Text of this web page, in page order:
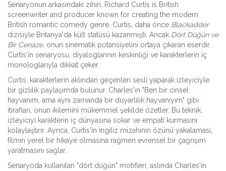
Senaryonun arkasındaki zihin, Richard Curtis is British
screenwriter and producer known for creating the modern
British romantic comedy genre . Curtis, daha önce Blackadder
dizisiyle Britanya'da kült statüsü kazanmıştı. Ancak Dört Düğün ve
Bir Cenaze, onun sinematik potansiyelini ortaya çıkaran eserdir.
Curtis'in senaryosu, diyaloglarının keskinliği ve karakterlerin iç
monologlarıyla dikkat çeker.
Curtis, karakterlerin aklından geçenleri sesli yaparak izleyiciyle
bir gizlilik paylaşımda bulunur. Charles'ın "Ben bir cinsel
hayvanım, ama aynı zamanda bir duyarlılık hayvanıyım" gibi
itirafları, onun ikilemini mükemmel şekilde özetler. Bu teknik,
izleyiciyi karakterin iç dünyasına sokar ve empati kurmasını
kolaylaştırır. Ayrıca, Curtis'in İngiliz mizahının özünü yakalaması,
filmin yerel bir hikaye olmasına rağmen evrensel bir çağrışım
yaratmasını sağlar.
Senaryoda kullanılan "dört düğün" motifleri, aslında Charles'ın